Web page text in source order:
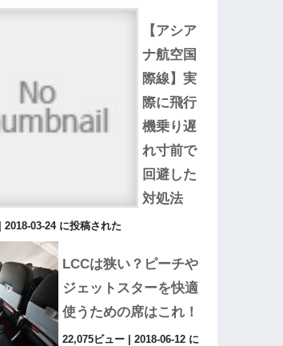
【アシア
ナ航空国
際線】実
際に飛行
機乗り遅
れ寸前で
回避した
対処法
|2018-03-24 に投稿された
LCCは狭い？ピーチや
ジェットスターを快適
使うための席はこれ！
22,075ビュー |2018-06-12 に